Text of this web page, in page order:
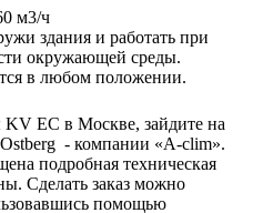
м3/ч
здания и работать при
окружающей среды.
в любом положении.
EC в Москве, зайдите на
- компании «A-clim».
подробная техническая
Сделать заказ можно
помощью